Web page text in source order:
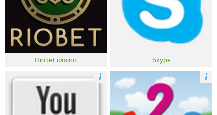
Riobet casino Skype
i i